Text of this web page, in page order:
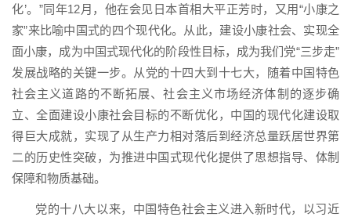
化’。”同年12月，他在会见日本首相大平正芳时，又用“小康之
家”来比喻中国式的四个现代化。从此，建设小康社会、实现全
面小康，成为中国式现代化的阶段性目标，成为我们党“三步走”
发展战略的关键一步。从党的十四大到十七大，随着中国特色
社会主义道路的不断拓展、社会主义市场经济体制的逐步确
立、全面建设小康社会目标的不断优化，中国的现代化建设取
得巨大成就，实现了从生产力相对落后到经济总量跃居世界第
二的历史性突破，为推进中国式现代化提供了思想指导、体制
保障和物质基础。
党的十八大以来，中国特色社会主义进入新时代，以习近